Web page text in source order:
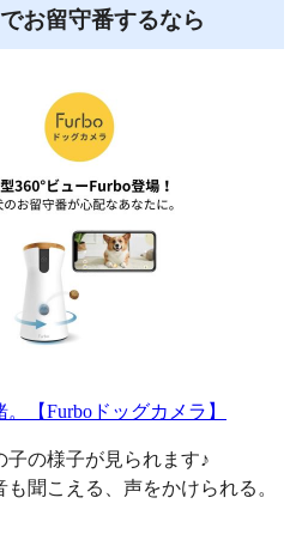
お留守番するなら
【Furboドッグカメラ】
子の様子が見られます♪
聞こえる、声をかけられる。